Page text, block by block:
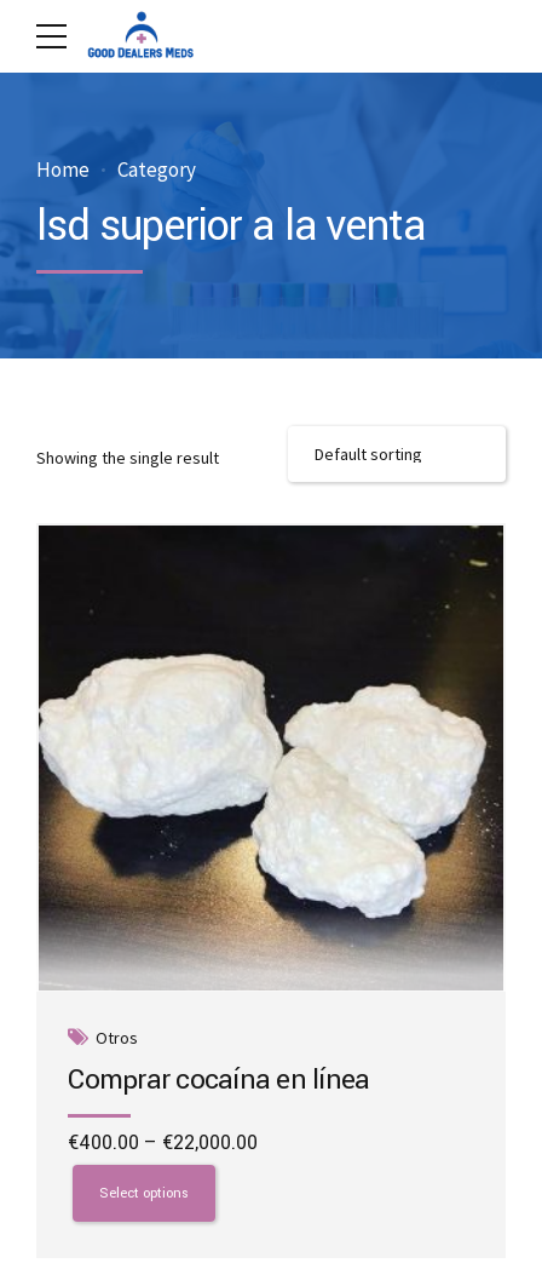
Home Category
lsd superior a la venta
Showing the single result
Otros
Comprar cocaína en línea
€400.00 – €22,000.00
Select options
This
product
has